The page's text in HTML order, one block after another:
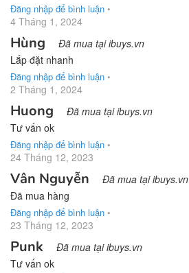
Đăng nhập để bình luận •
4 Tháng 1, 2024
Hùng Đã mua tại ibuys.vn
Lắp đặt nhanh
Đăng nhập để bình luận •
2 Tháng 1, 2024
Huong Đã mua tại ibuys.vn
Tư vấn ok
Đăng nhập để bình luận •
24 Tháng 12, 2023
Vân Nguyễn Đã mua tại ibuys.vn
Đã mua hàng
Đăng nhập để bình luận •
23 Tháng 12, 2023
Punk Đã mua tại ibuys.vn
Tư vấn ok